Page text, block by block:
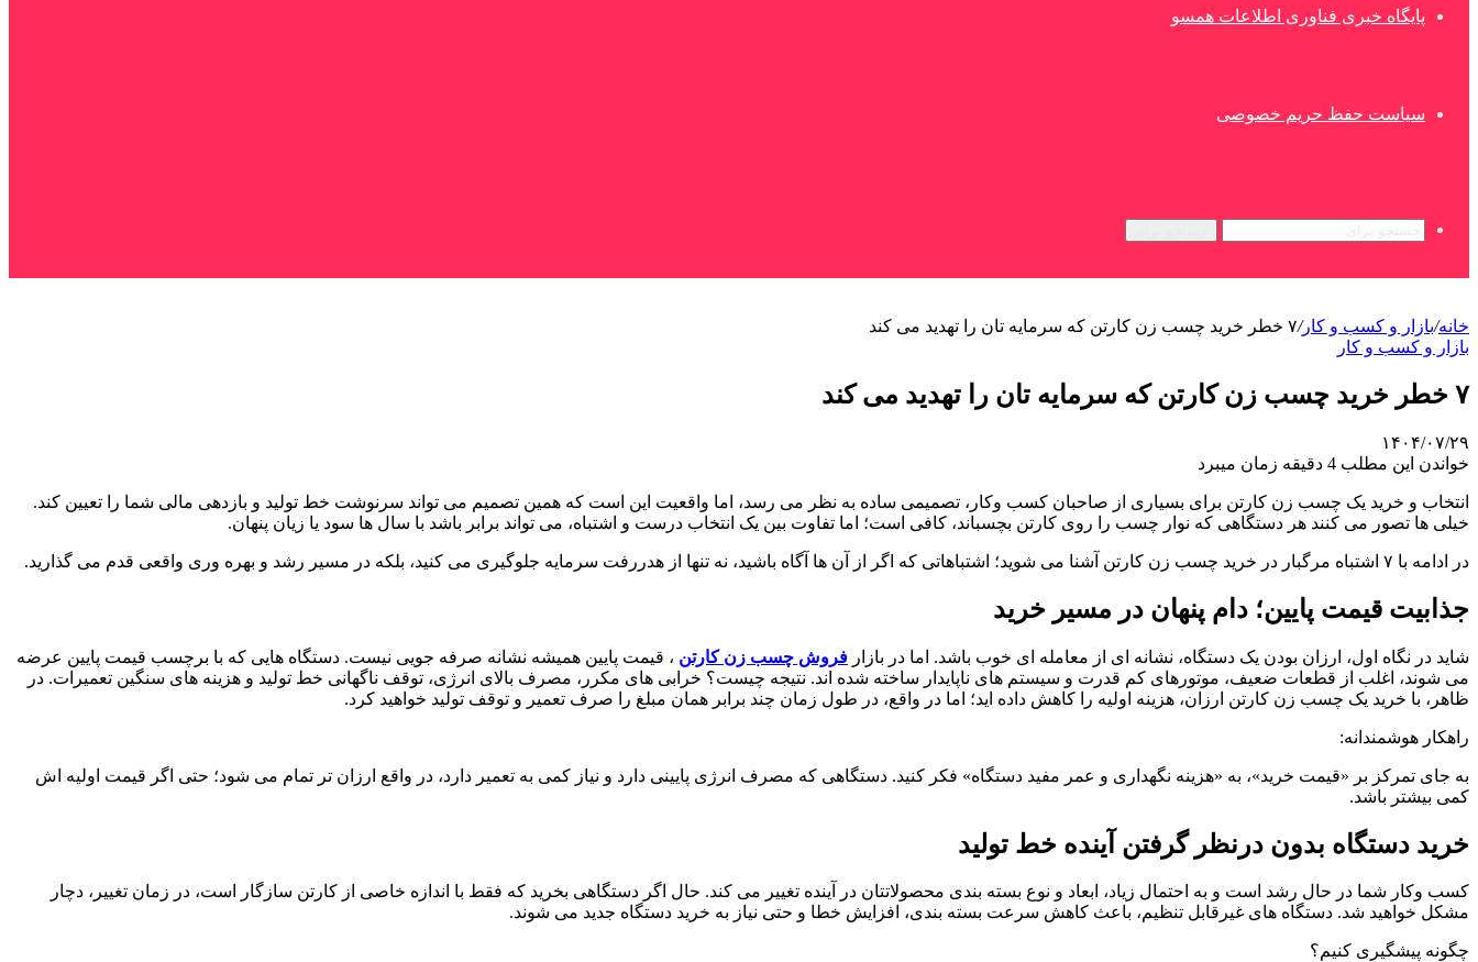
پایگاه خبری فناوری اطلاعات همسو
سیاست حفظ حریم خصوصی
خانه/بازار و کسب و کار/۷ خطر خرید چسب زن کارتن که سرمایه تان را تهدید می کند
بازار و کسب و کار
۷ خطر خرید چسب زن کارتن که سرمایه تان را تهدید می کند
۱۴۰۴/۰۷/۲۹
خواندن این مطلب 4 دقیقه زمان میبرد
انتخاب و خرید یک چسب زن کارتن برای بسیاری از صاحبان کسب وکار، تصمیمی ساده به نظر می رسد، اما واقعیت این است که همین تصمیم می تواند سرنوشت خط تولید و بازدهی مالی شما را تعیین کند.
خیلی ها تصور می کنند هر دستگاهی که نوار چسب را روی کارتن بچسباند، کافی است؛ اما تفاوت بین یک انتخاب درست و اشتباه، می تواند برابر باشد با سال ها سود یا زیان پنهان.
در ادامه با ۷ اشتباه مرگبار در خرید چسب زن کارتن آشنا می شوید؛ اشتباهاتی که اگر از آن ها آگاه باشید، نه تنها از هدررفت سرمایه جلوگیری می کنید، بلکه در مسیر رشد و بهره وری واقعی قدم می گذارید.
جذابیت قیمت پایین؛ دام پنهان در مسیر خرید
شاید در نگاه اول، ارزان بودن یک دستگاه، نشانه ای از معامله ای خوب باشد. اما در بازار فروش چسب زن کارتن ، قیمت پایین همیشه نشانه صرفه جویی نیست. دستگاه هایی که با برچسب قیمت پایین عرضه
می شوند، اغلب از قطعات ضعیف، موتورهای کم قدرت و سیستم های ناپایدار ساخته شده اند. نتیجه چیست؟ خرابی های مکرر، مصرف بالای انرژی، توقف ناگهانی خط تولید و هزینه های سنگین تعمیرات. در
ظاهر، با خرید یک چسب زن کارتن ارزان، هزینه اولیه را کاهش داده اید؛ اما در واقع، در طول زمان چند برابر همان مبلغ را صرف تعمیر و توقف تولید خواهید کرد.
راهکار هوشمندانه:
به جای تمرکز بر «قیمت خرید»، به «هزینه نگهداری و عمر مفید دستگاه» فکر کنید. دستگاهی که مصرف انرژی پایینی دارد و نیاز کمی به تعمیر دارد، در واقع ارزان تر تمام می شود؛ حتی اگر قیمت اولیه اش
کمی بیشتر باشد.
خرید دستگاه بدون درنظر گرفتن آینده خط تولید
کسب وکار شما در حال رشد است و به احتمال زیاد، ابعاد و نوع بسته بندی محصولاتتان در آینده تغییر می کند. حال اگر دستگاهی بخرید که فقط با اندازه خاصی از کارتن سازگار است، در زمان تغییر، دچار
مشکل خواهید شد. دستگاه های غیرقابل تنظیم، باعث کاهش سرعت بسته بندی، افزایش خطا و حتی نیاز به خرید دستگاه جدید می شوند.
چگونه پیشگیری کنیم؟